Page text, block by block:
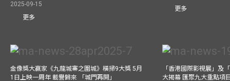
2025-09-15
更多
更多
金像獎大贏家《九龍城寨之圍城》橫掃9大獎 5月
1日上映一周年 載譽歸來 「城門再開」
「香港國際影視展」及
大揭幕 匯聚九大重點項